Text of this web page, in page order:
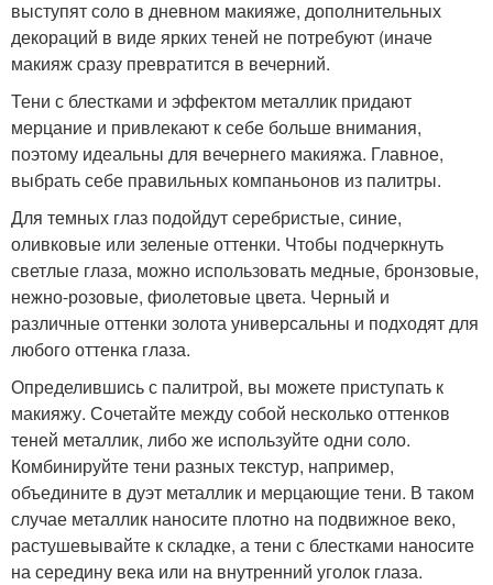
выступят соло в дневном макияже, дополнительных
декораций в виде ярких теней не потребуют (иначе
макияж сразу превратится в вечерний.
Тени с блестками и эффектом металлик придают
мерцание и привлекают к себе больше внимания,
поэтому идеальны для вечернего макияжа. Главное,
выбрать себе правильных компаньонов из палитры.
Для темных глаз подойдут серебристые, синие,
оливковые или зеленые оттенки. Чтобы подчеркнуть
светлые глаза, можно использовать медные, бронзовые,
нежно-розовые, фиолетовые цвета. Черный и
различные оттенки золота универсальны и подходят для
любого оттенка глаза.
Определившись с палитрой, вы можете приступать к
макияжу. Сочетайте между собой несколько оттенков
теней металлик, либо же используйте одни соло.
Комбинируйте тени разных текстур, например,
объедините в дуэт металлик и мерцающие тени. В таком
случае металлик наносите плотно на подвижное веко,
растушевывайте к складке, а тени с блестками наносите
на середину века или на внутренний уголок глаза.